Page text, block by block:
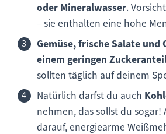
oder Mineralwasser.
– sie enthalten eine hohe
Gemüse, frische Salate
einem geringen
sollten täglich auf deinem
Natürlich darfst du auch
nehmen, das sollst du sogar!
darauf, energiearme